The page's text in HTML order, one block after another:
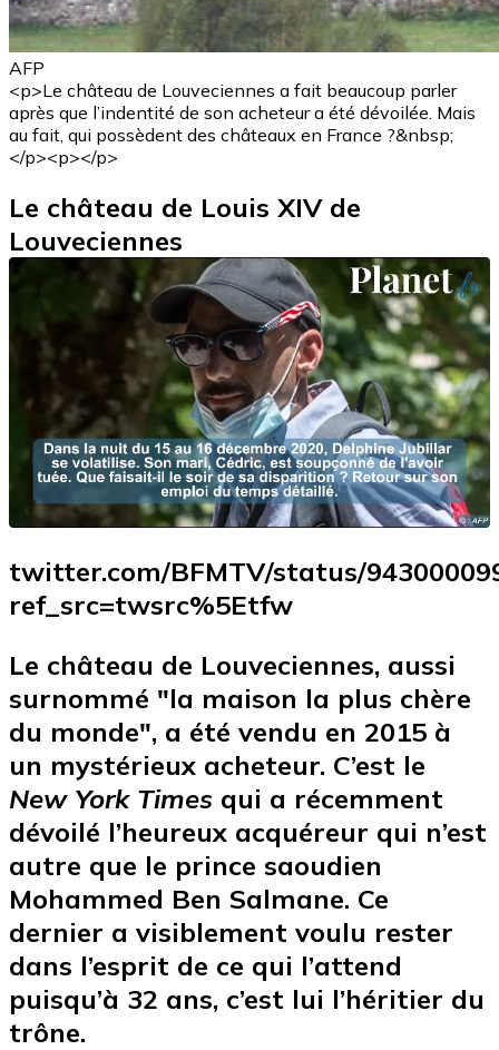
AFP
<p>Le château de Louveciennes a fait beaucoup parler
après que l’indentité de son acheteur a été dévoilée. Mais
au fait, qui possèdent des châteaux en France ?&nbsp;
</p><p></p>
Le château de Louis XIV de
Louveciennes
twitter.com/BFMTV/status/
ref_src=twsrc%5Etfw
Le château de Louveciennes, aussi
surnommé "la maison la plus chère
du monde", a été vendu en 2015 à
un mystérieux acheteur. C’est le
New York Times qui a récemment
dévoilé l’heureux acquéreur qui n’est
autre que le prince saoudien
Mohammed Ben Salmane. Ce
dernier a visiblement voulu rester
dans l’esprit de ce qui l’attend
puisqu’à 32 ans, c’est lui l’héritier du
trône.